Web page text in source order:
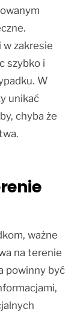
zakresie
szybko i
W
unikać
chyba że
ważne
na terenie
powinny być